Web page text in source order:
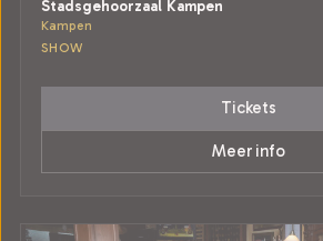
Stadsgehoorzaal Kampen
Kampen
SHOW
Tickets
Meer info